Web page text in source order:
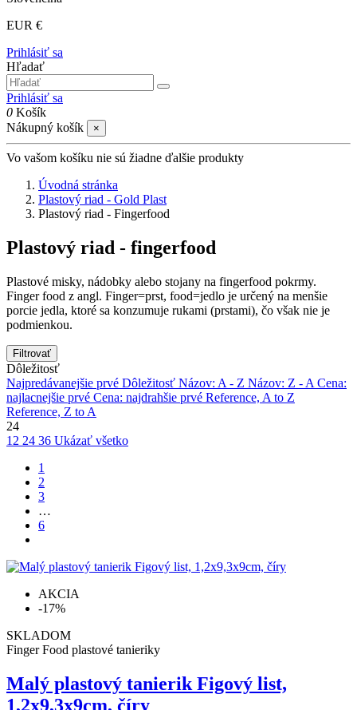
EUR €
Prihlásiť sa
Hľadať
Prihlásiť sa
0 Košík
Nákupný košík
×
Vo vašom košíku nie sú žiadne ďalšie produkty
Úvodná stránka
Plastový riad - Gold Plast
Plastový riad - Fingerfood
Plastový riad - fingerfood
Plastové misky, nádobky alebo stojany na fingerfood pokrmy.
Finger food z angl. Finger=prst, food=jedlo je určený na menšie
porcie jedla, ktoré sa konzumuje rukami (prstami), čo však nie je
podmienkou.
Filtrovať
Dôležitosť
Najpredávanejšie prvé Dôležitosť Názov: A - Z Názov: Z - A Cena:
najlacnejšie prvé Cena: najdrahšie prvé Reference, A to Z
Reference, Z to A
24
12 24 36 Ukázať všetko
1
2
3
…
6
AKCIA
-17%
SKLADOM
Finger Food plastové tanieriky
Malý plastový tanierik Figový list,
1,2x9,3x9cm, číry